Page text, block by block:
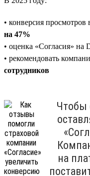
• конверсия просмотров
на 47%
• оценка «Согласия» на
• рекомендовать
сотрудников
Чтобы
на